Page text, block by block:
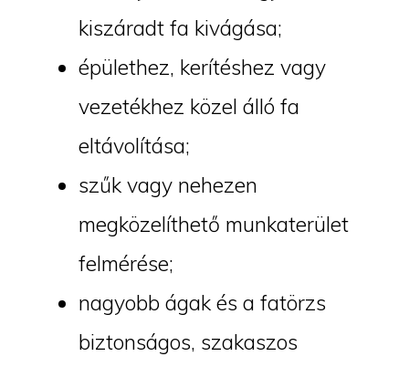
kiszáradt fa kivágása;
épülethez, kerítéshez vagy
vezetékhez közel álló fa
eltávolítása;
szűk vagy nehezen
megközelíthető munkaterület
felmérése;
nagyobb ágak és a fatörzs
biztonságos, szakaszos